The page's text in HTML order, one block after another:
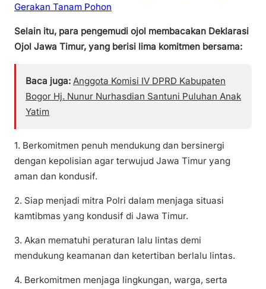
Gerakan Tanam Pohon
Selain itu, para pengemudi ojol membacakan Deklarasi
Ojol Jawa Timur, yang berisi lima komitmen bersama:
Baca juga: Anggota Komisi IV DPRD Kabupaten
Bogor Hj. Nunur Nurhasdian Santuni Puluhan Anak
Yatim
1. Berkomitmen penuh mendukung dan bersinergi
dengan kepolisian agar terwujud Jawa Timur yang
aman dan kondusif.
2. Siap menjadi mitra Polri dalam menjaga situasi
kamtibmas yang kondusif di Jawa Timur.
3. Akan mematuhi peraturan lalu lintas demi
mendukung keamanan dan ketertiban berlalu lintas.
4. Berkomitmen menjaga lingkungan, warga, serta